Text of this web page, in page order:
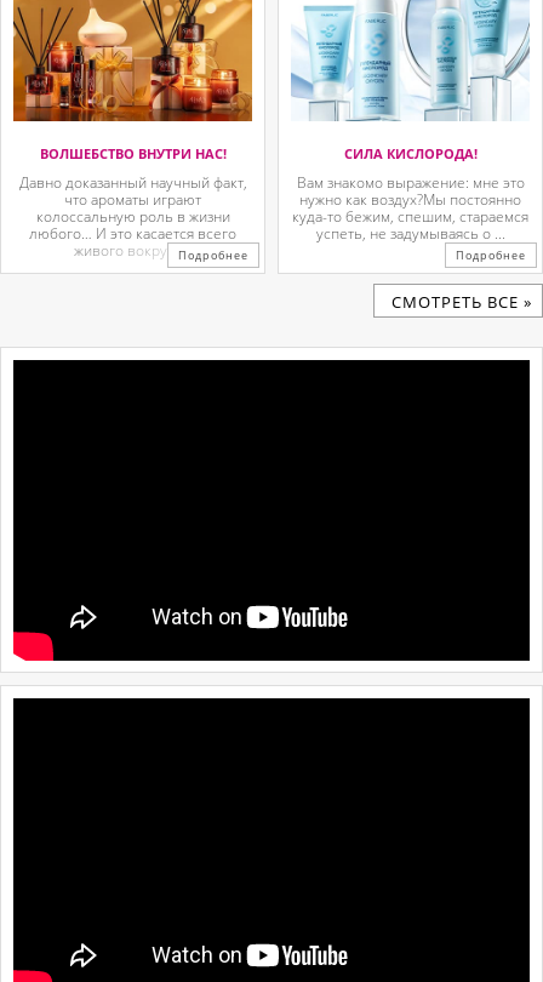
ВОЛШЕБСТВО ВНУТРИ НАС!
Давно доказанный научный факт,
что ароматы играют
колоссальную роль в жизни
любого… И это касается всего
живого вокруг. ...Подробнее
СИЛА КИСЛОРОДА!
Вам знакомо выражение: мне это
нужно как воздух?Мы постоянно
куда-то бежим, спешим, стараемся
успеть, не задумываясь о ...
Подробнее
CМОТРЕТЬ ВСЕ »